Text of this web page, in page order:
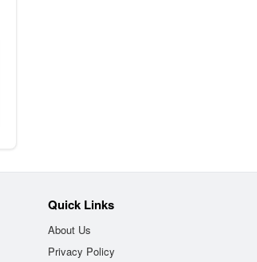
Quick Links
About Us
Privacy Policy